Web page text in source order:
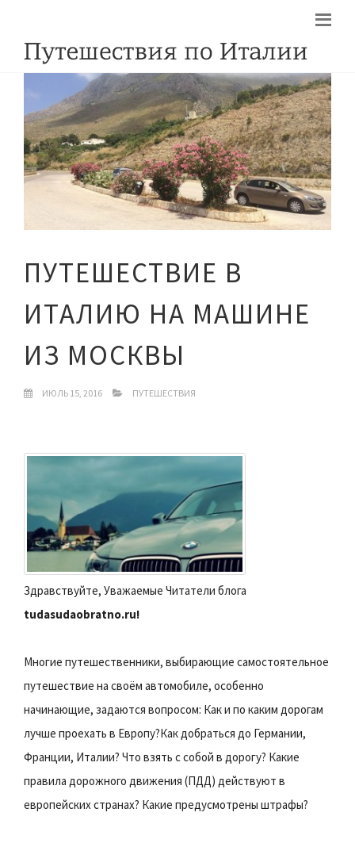
ПУТЕШЕСТВИЕ В
ИТАЛИЮ НА МАШИНЕ
ИЗ МОСКВЫ
ИЮЛЬ 15, 2016 ПУТЕШЕСТВИЯ
Здравствуйте, Уважаемые Читатели блога
tudasudaobratno.ru!
Многие путешественники, выбирающие самостоятельное
путешествие на своём автомобиле, особенно
начинающие, задаются вопросом: Как и по каким дорогам
лучше проехать в Европу?Как добраться до Германии,
Франции, Италии? Что взять с собой в дорогу? Какие
правила дорожного движения (ПДД) действуют в
европейских странах? Какие предусмотрены штрафы?